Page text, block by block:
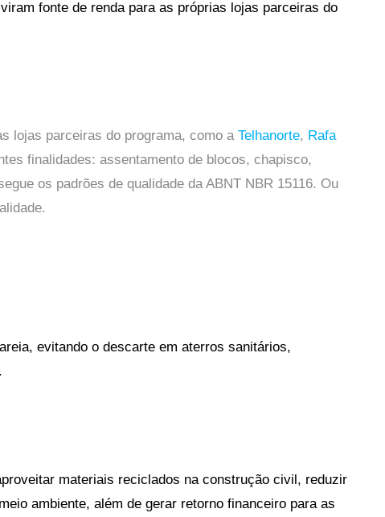
fonte de renda para as próprias lojas parceiras do
lojas parceiras do programa, como a Telhanorte, Rafa
finalidades: assentamento de blocos, chapisco,
os padrões de qualidade da ABNT NBR 15116. Ou
evitando o descarte em aterros sanitários,
materiais reciclados na construção civil, reduzir
ambiente, além de gerar retorno financeiro para as